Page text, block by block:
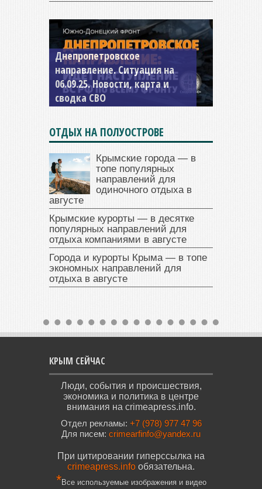
Константиновское
направление. Ситуация на
04.09.25 Новости, карта и
сводка СВО
ОТДЫХ НА ПОЛУОСТРОВЕ
Крымские города — в
топе популярных
направлений для
одиночного отдыха в
августе
Крымские курорты — в десятке
популярных направлений для
отдыха компаниями в августе
Города и курорты Крыма — в топе
экономных направлений для
отдыха в августе
КРЫМ СЕЙЧАС
Люди, события и происшествия,
экономика и политика в центре
внимания на crimeapress.info.
Отдел рекламы: +7 (978) 977 47 96
Для писем: crimearfinfo@yandex.ru
При цитировании гиперссылка на
crimeapress.info обязательна.
*Все используемые изображения и видео